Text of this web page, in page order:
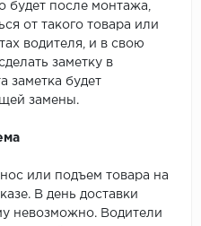
будет после монтажа,
от такого товара или
водителя, и в свою
заметку в
заметка будет
замены.
или подъем товара на
В день доставки
невозможно. Водители